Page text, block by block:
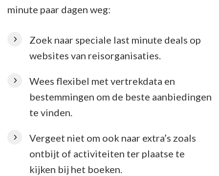
minute paar dagen weg:
Zoek naar speciale last minute deals op
websites van reisorganisaties.
Wees flexibel met vertrekdata en
bestemmingen om de beste aanbiedingen
te vinden.
Vergeet niet om ook naar extra’s zoals
ontbijt of activiteiten ter plaatse te
kijken bij het boeken.